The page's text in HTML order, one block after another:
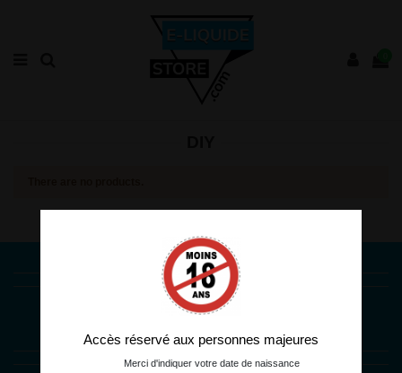
iqitlinksmanager module
Conditions générales de vente
Livraison
Contact us
Accès réservé aux personnes majeures
Merci d'indiquer votre date de naissance